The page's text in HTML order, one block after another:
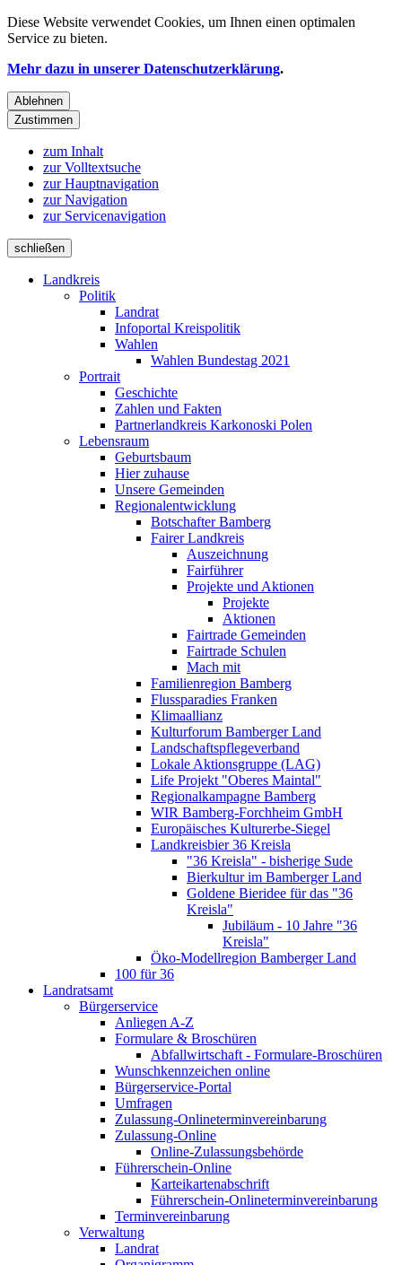
Diese Website verwendet Cookies, um Ihnen einen optimalen
Service zu bieten.
Mehr dazu in unserer Datenschutzerklärung.
Ablehnen
Zustimmen
zum Inhalt
zur Volltextsuche
zur Hauptnavigation
zur Navigation
zur Servicenavigation
schließen
Landkreis
Politik
Landrat
Infoportal Kreispolitik
Wahlen
Wahlen Bundestag 2021
Portrait
Geschichte
Zahlen und Fakten
Partnerlandkreis Karkonoski Polen
Lebensraum
Geburtsbaum
Hier zuhause
Unsere Gemeinden
Regionalentwicklung
Botschafter Bamberg
Fairer Landkreis
Auszeichnung
Fairführer
Projekte und Aktionen
Projekte
Aktionen
Fairtrade Gemeinden
Fairtrade Schulen
Mach mit
Familienregion Bamberg
Flussparadies Franken
Klimaallianz
Kulturforum Bamberger Land
Landschaftspflegeverband
Lokale Aktionsgruppe (LAG)
Life Projekt "Oberes Maintal"
Regionalkampagne Bamberg
WIR Bamberg-Forchheim GmbH
Europäisches Kulturerbe-Siegel
Landkreisbier 36 Kreisla
"36 Kreisla" - bisherige Sude
Bierkultur im Bamberger Land
Goldene Bieridee für das "36
Kreisla"
Jubiläum - 10 Jahre "36
Kreisla"
Öko-Modellregion Bamberger Land
100 für 36
Landratsamt
Bürgerservice
Anliegen A-Z
Formulare & Broschüren
Abfallwirtschaft - Formulare-Broschüren
Wunschkennzeichen online
Bürgerservice-Portal
Umfragen
Zulassung-Onlineterminvereinbarung
Zulassung-Online
Online-Zulassungsbehörde
Führerschein-Online
Karteikartenabschrift
Führerschein-Onlineterminvereinbarung
Terminvereinbarung
Verwaltung
Landrat